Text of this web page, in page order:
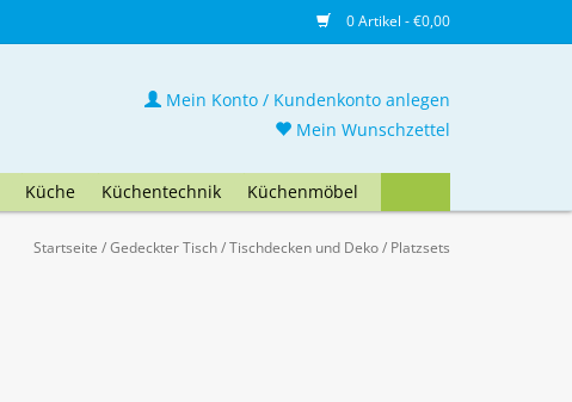
0 Artikel - €0,00
Küche Küchentechnik Küchenmöbel
Mein Konto / Kundenkonto anlegen
Mein Wunschzettel
Startseite /Gedeckter Tisch/Tischdecken und Deko/ Platzsets